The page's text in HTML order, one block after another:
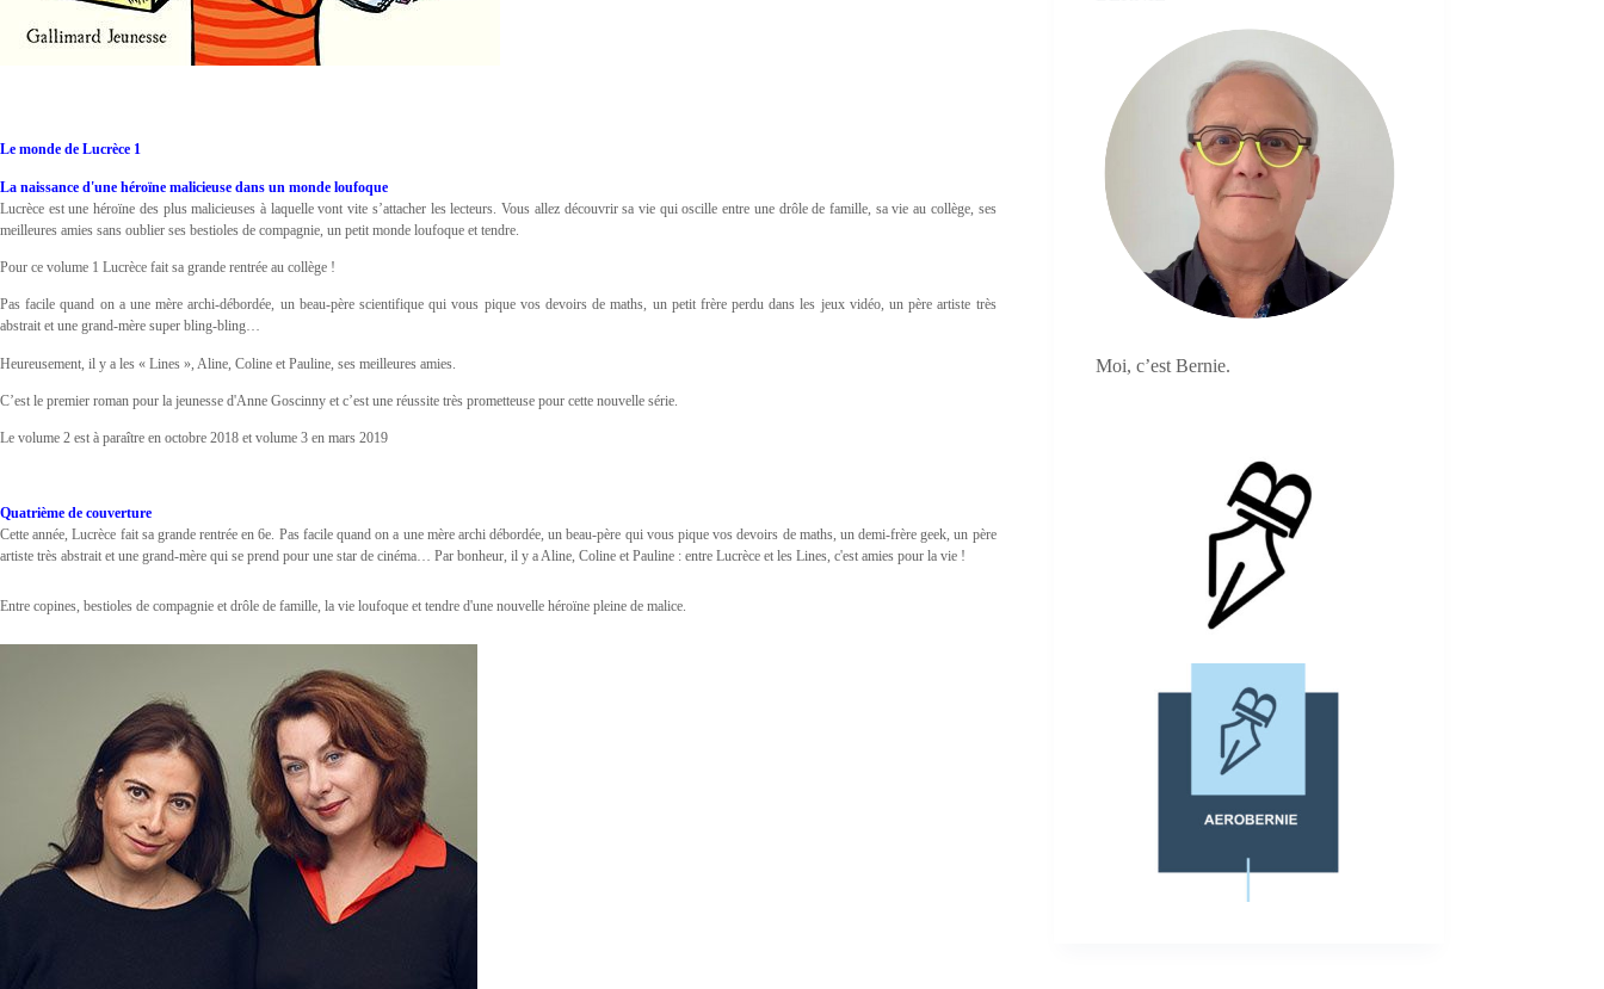
Le monde de Lucrèce 1
La naissance d'une héroïne malicieuse dans un monde loufoque
Lucrèce est une héroïne des plus malicieuses à laquelle vont vite s’attacher les lecteurs. Vous allez découvrir sa vie qui oscille entre une drôle de famille, sa vie au collège, ses
meilleures amies sans oublier ses bestioles de compagnie, un petit monde loufoque et tendre.
Pour ce volume 1 Lucrèce fait sa grande rentrée au collège !
Pas facile quand on a une mère archi-débordée, un beau-père scientifique qui vous pique vos devoirs de maths, un petit frère perdu dans les jeux vidéo, un père artiste très
abstrait et une grand-mère super bling-bling…
Heureusement, il y a les « Lines », Aline, Coline et Pauline, ses meilleures amies.
C’est le premier roman pour la jeunesse d'Anne Goscinny et c’est une réussite très prometteuse pour cette nouvelle série.
Le volume 2 est à paraître en octobre 2018 et volume 3 en mars 2019
Quatrième de couverture
Cette année, Lucrèce fait sa grande rentrée en 6e. Pas facile quand on a une mère archi débordée, un beau-père qui vous pique vos devoirs de maths, un demi-frère geek, un père
artiste très abstrait et une grand-mère qui se prend pour une star de cinéma… Par bonheur, il y a Aline, Coline et Pauline : entre Lucrèce et les Lines, c'est amies pour la vie !
Entre copines, bestioles de compagnie et drôle de famille, la vie loufoque et tendre d'une nouvelle héroïne pleine de malice.
Moi, c’est Bernie.